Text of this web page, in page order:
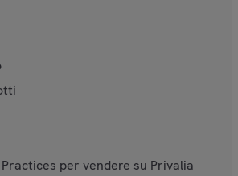
per vendere su Privalia